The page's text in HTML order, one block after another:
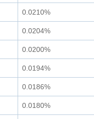
0.0210%
0.0204%
0.0200%
0.0194%
0.0186%
0.0180%